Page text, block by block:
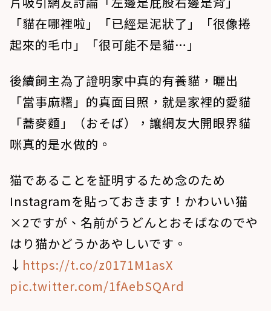
「貓在哪裡啦」「已經是泥狀了」「很像捲
起來的毛巾」「很可能不是貓…」
後續飼主為了證明家中真的有養貓，曬出
「當事麻糬」的真面目照，就是家裡的愛貓
「蕎麥麵」（おそば），讓網友大開眼界貓
咪真的是水做的。
猫であることを証明するため念のため
Instagramを貼っておきます！かわいい猫
×2ですが、名前がうどんとおそばなのでや
はり猫かどうかあやしいです。
↓ https://t.co/z0171M1asX
pic.twitter.com/1fAebSQArd